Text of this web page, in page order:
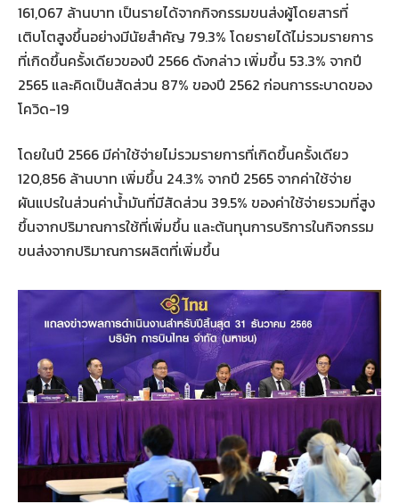
161,067 ล้านบาท เป็นรายได้จากกิจกรรมขนส่งผู้โดยสารที่
เติบโตสูงขึ้นอย่างมีนัยสำคัญ 79.3% โดยรายได้ไม่รวมรายการ
ที่เกิดขึ้นครั้งเดียวของปี 2566 ดังกล่าว เพิ่มขึ้น 53.3% จากปี
2565 และคิดเป็นสัดส่วน 87% ของปี 2562 ก่อนการระบาดของ
โควิด-19
โดยในปี 2566 มีค่าใช้จ่ายไม่รวมรายการที่เกิดขึ้นครั้งเดียว
120,856 ล้านบาท เพิ่มขึ้น 24.3% จากปี 2565 จากค่าใช้จ่าย
ผันแปรในส่วนค่าน้ำมันที่มีสัดส่วน 39.5% ของค่าใช้จ่ายรวมที่สูง
ขึ้นจากปริมาณการใช้ที่เพิ่มขึ้น และต้นทุนการบริการในกิจกรรม
ขนส่งจากปริมาณการผลิตที่เพิ่มขึ้น